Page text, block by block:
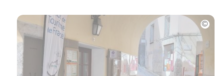
Photo